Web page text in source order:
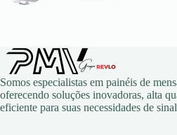
Somos especialistas em painéis de
oferecendo soluções inovadoras, alta
eficiente para suas necessidades de